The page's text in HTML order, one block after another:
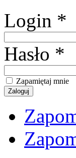
Login *
Hasło *
Zapamiętaj mnie